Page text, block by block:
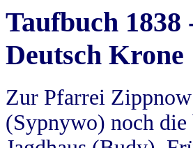
Taufbuch
Deutsch Krone
Zur Pfarrei
(Sypnywo) noch